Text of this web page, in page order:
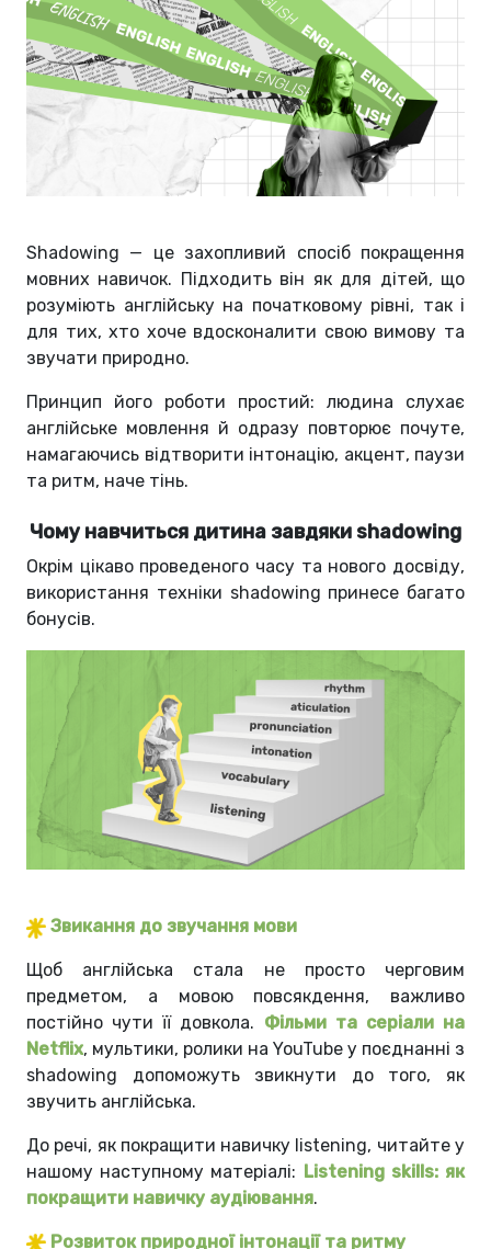
Shadowing — це захопливий спосіб покращення
мовних навичок. Підходить він як для дітей, що
розуміють англійську на початковому рівні, так і
для тих, хто хоче вдосконалити свою вимову та
звучати природно.
Принцип його роботи простий: людина слухає
англійське мовлення й одразу повторює почуте,
намагаючись відтворити інтонацію, акцент, паузи
та ритм, наче тінь.
Чому навчиться дитина завдяки shadowing
Окрім цікаво проведеного часу та нового досвіду,
використання техніки shadowing принесе багато
бонусів.
Звикання до звучання мови
Щоб англійська стала не просто черговим
предметом, а мовою повсякдення, важливо
постійно чути її довкола. Фільми та серіали на
Netflix, мультики, ролики на YouTube у поєднанні з
shadowing допоможуть звикнути до того, як
звучить англійська.
До речі, як покращити навичку listening, читайте у
нашому наступному матеріалі: Listening skills: як
покращити навичку аудіювання.
Розвиток природної інтонації та ритму